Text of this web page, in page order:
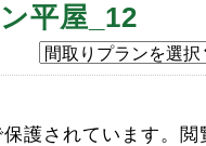
平屋_12
護されています。閲